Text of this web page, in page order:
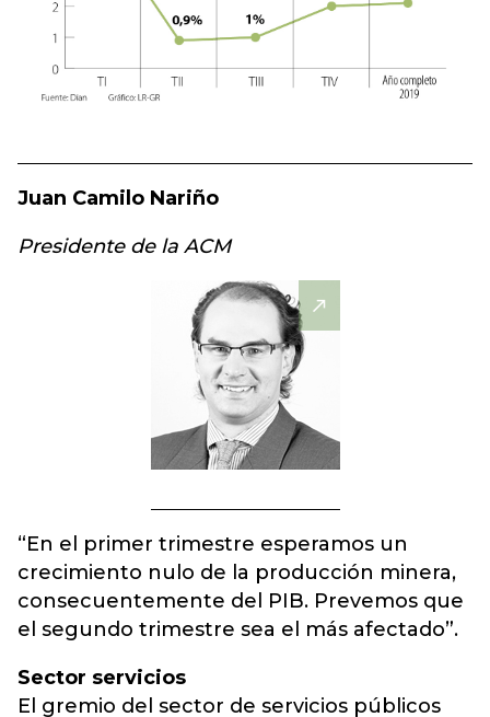
Juan Camilo Nariño
Presidente de la ACM
“En el primer trimestre esperamos un
crecimiento nulo de la producción minera,
consecuentemente del PIB. Prevemos que
el segundo trimestre sea el más afectado”.
Sector servicios
El gremio del sector de servicios públicos